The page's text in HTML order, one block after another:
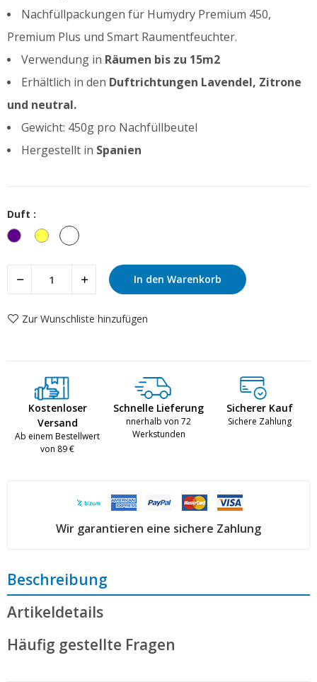
Nachfüllpackungen für Humydry Premium 450,
Premium Plus und Smart Raumentfeuchter.
Verwendung in Räumen bis zu 15m2
Erhältlich in den Duftrichtungen Lavendel, Zitrone
und neutral.
Gewicht: 450g pro Nachfüllbeutel
Hergestellt in Spanien
Duft :
LavendelZitroneNeutral
In den Warenkorb
Zur Wunschliste hinzufügen
Kostenloser
Versand
Ab einem Bestellwert
von 89 €
Schnelle Lieferung
nnerhalb von 72
Werkstunden
Sicherer Kauf
Sichere Zahlung
Wir garantieren eine sichere Zahlung
Beschreibung
Artikeldetails
Häufig gestellte Fragen